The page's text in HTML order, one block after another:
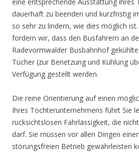
eine entsprechende Ausstattung ihres
dauerhaft zu beenden und kurzfristig
so sehr zu lindern, wie dies möglich
fordern wir, dass den Busfahrern an
Radevormwalder Busbahnhof
Tücher (zur Benetzung und Kühlung
Verfügung gestellt werden.
Die reine Orientierung auf einen
Ihres Tochterunternehmens führt Sie
rücksichtslosen Fahrlässigkeit, die
darf. Sie müssen vor allen Dingen
störungsfreien Betrieb gewährleisten